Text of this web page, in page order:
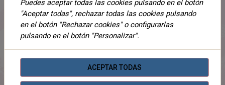
OPINIONES
¡Este producto no tiene descripción!
PRODUCTOSRELACIONADOS
Puedes aceptar todas las cookies pulsando en el botón
"Aceptar todas", rechazar todas las cookies pulsando
en el botón "Rechazar cookies" o configurarlas
pulsando en el botón "Personalizar".
ACEPTAR TODAS